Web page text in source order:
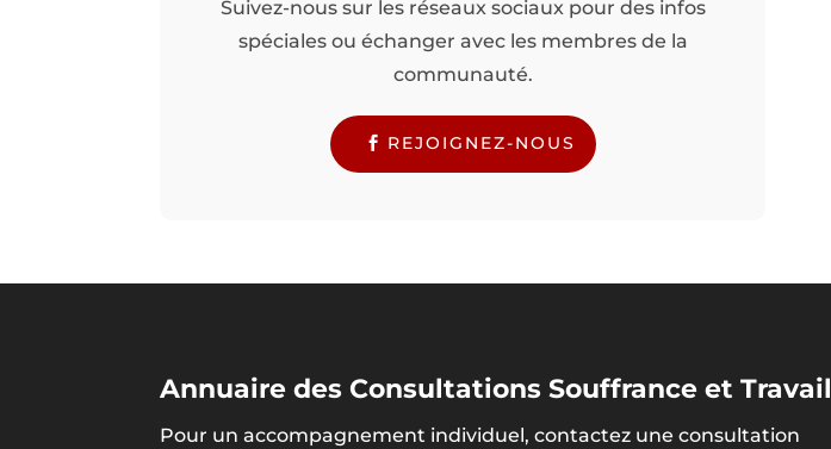
Suivez-nous sur les réseaux sociaux pour des infos
spéciales ou échanger avec les membres de la
communauté.
REJOIGNEZ-NOUS
Annuaire des Consultations Souffrance et Travail
Pour un accompagnement individuel, contactez une consultation